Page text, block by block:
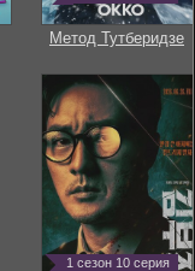
Метод Тутберидзе
1 сезон 10 серия